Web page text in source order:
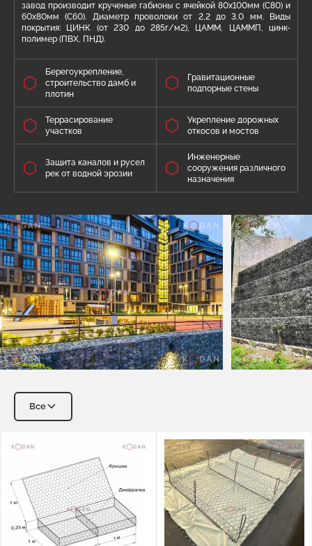
завод производит крученые габионы с ячейкой 80х100мм (C80) и
60х80мм (C60). Диаметр проволоки от 2,2 до 3,0 мм. Виды
покрытия: ЦИНК (от 230 до 285г/м2), ЦАММ, ЦАММП, цинк-
полимер (ПВХ, ПНД).
Берегоукрепление,
строительство дамб и
плотин
Гравитационные
подпорные стены
Террасирование
участков
Укрепление дорожных
откосов и мостов
Защита каналов и русел
рек от водной эрозии
Инженерные
сооружения различного
назначения
Все
Матрацно-тюфячные габионы (ГСИ-М)
Коробчатые габионы с армирующей панелью (ГСИ КА)
Цилиндрические габионы (ГСИ Ц)